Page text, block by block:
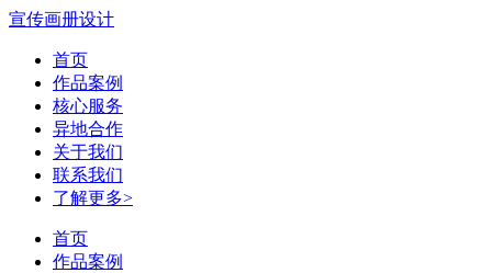
宣传画册设计
首页
作品案例
核心服务
异地合作
关于我们
联系我们
了解更多>
首页
作品案例